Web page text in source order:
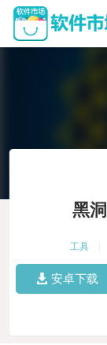
黑
工具
安卓下载